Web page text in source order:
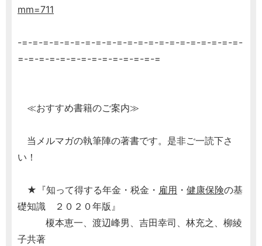
mm=711
-=-=-=-=-=-=-=-=-=-=-=-=-=-=-=-=-=-=-=-=-=-
=-=-=-=-=-=-=-=-=-=-=-=-=-=
≪おすすめ書籍のご案内≫
当メルマガの執筆陣の著書です。是非ご一読下さ
い！
★『知って得する年金・税金・ 雇用 ・ 健康保険の基
礎知識 ２０２０年版』
榎本恵一、渡辺峰男、吉田幸司、林充之、柳綾
子共著